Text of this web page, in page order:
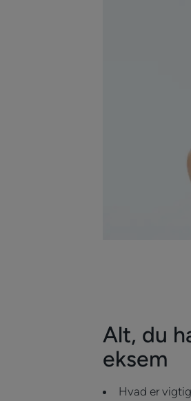
Alt, du
eksem
Hvad er